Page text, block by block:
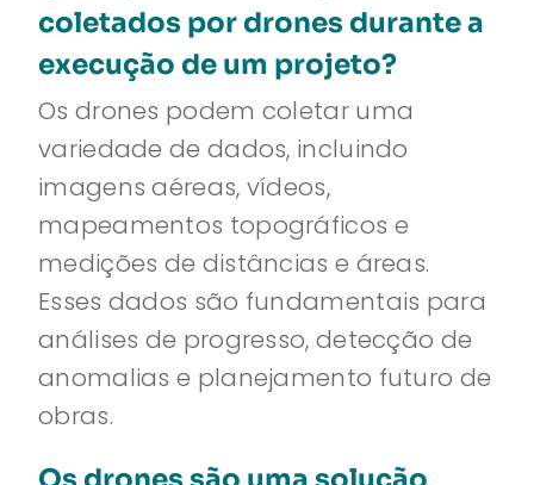
coletados por drones durante a
execução de um projeto?
Os drones podem coletar uma
variedade de dados, incluindo
imagens aéreas, vídeos,
mapeamentos topográficos e
medições de distâncias e áreas.
Esses dados são fundamentais para
análises de progresso, detecção de
anomalias e planejamento futuro de
obras.